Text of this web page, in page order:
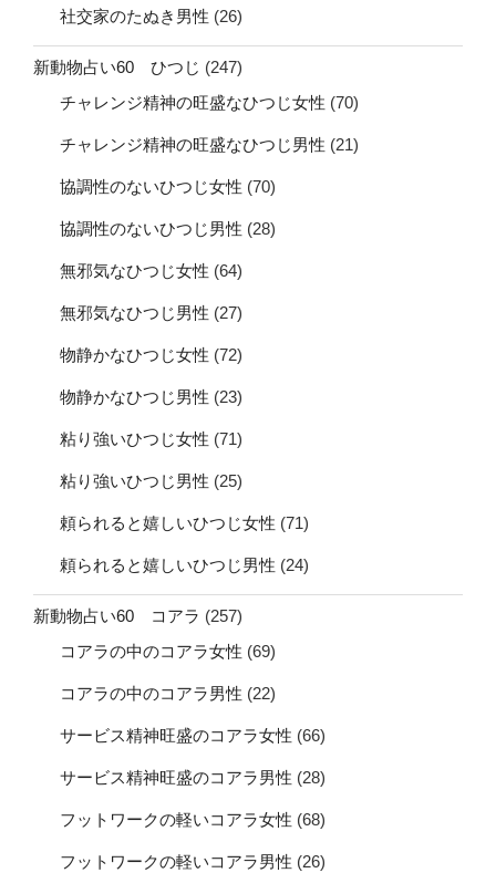
社交家のたぬき男性 (26)
新動物占い60 ひつじ (247)
チャレンジ精神の旺盛なひつじ女性 (70)
チャレンジ精神の旺盛なひつじ男性 (21)
協調性のないひつじ女性 (70)
協調性のないひつじ男性 (28)
無邪気なひつじ女性 (64)
無邪気なひつじ男性 (27)
物静かなひつじ女性 (72)
物静かなひつじ男性 (23)
粘り強いひつじ女性 (71)
粘り強いひつじ男性 (25)
頼られると嬉しいひつじ女性 (71)
頼られると嬉しいひつじ男性 (24)
新動物占い60 コアラ (257)
コアラの中のコアラ女性 (69)
コアラの中のコアラ男性 (22)
サービス精神旺盛のコアラ女性 (66)
サービス精神旺盛のコアラ男性 (28)
フットワークの軽いコアラ女性 (68)
フットワークの軽いコアラ男性 (26)